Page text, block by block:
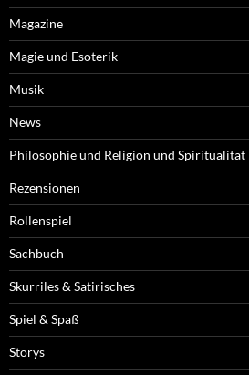
Magazine
Magie und Esoterik
Musik
News
Philosophie und Religion und Spiritualität
Rezensionen
Rollenspiel
Sachbuch
Skurriles & Satirisches
Spiel & Spaß
Storys